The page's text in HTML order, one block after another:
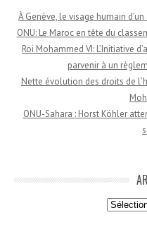
À Genève, le visage humain
ONU: Le Maroc en tête du
Roi Mohammed VI: L’Initiative
parvenir à un
Nette évolution des droits de
ONU-Sahara : Horst Köhler
Archives